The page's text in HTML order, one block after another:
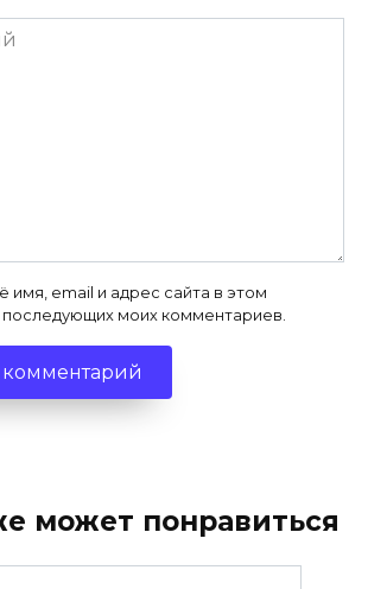
имя, email и адрес сайта в этом
последующих моих комментариев.
может понравиться